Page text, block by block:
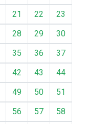
21 22
23
28 29
30
35 36
37
42 43
44
49 50
51
56 57
58